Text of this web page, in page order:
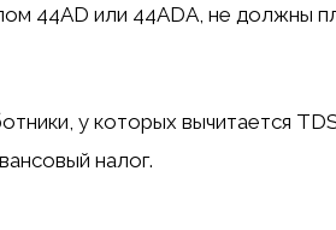
44AD или 44ADA, не должны
у которых вычитается
налог.